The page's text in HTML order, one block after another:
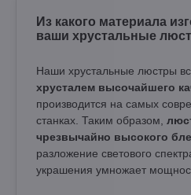
Из какого материала
ваши хрустальные
Наши хрустальные люстры
хрусталем высочайшего
производится на самых
станках. Таким образом,
чрезвычайно высокого
разложение светового
украшения умножает